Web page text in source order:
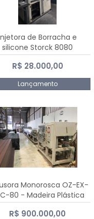
de Borracha e
silicone Storck 8080
R$ 28.000,00
Lançamento
Monorosca OZ-EX-
80 - Madeira Plástica
R$ 900.000,00